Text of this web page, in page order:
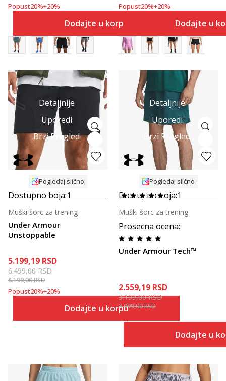
Popust20%+20%
Dodajte u korpu
Popust20%+20%
Dodajte u
Detaljnije
Uporedi
Brzi Pregled
Pogledaj slično
Dostupno boja:1
Under Armour
Unstoppable
Muški šorc za trening
5.199,19 RSD
6.499,00RSD
8.199,00RSD
Popust20%+20%
Dodajte u korpu
Detaljnije
Uporedi
Brzi Pregled
Pogledaj slično
Dostupno boja:1
Prosecna ocena:
Under Armour Tech™
Muški šorc za trening
2.559,19 RSD
3.199,00RSD
3.999,00RSD
Dodajte u